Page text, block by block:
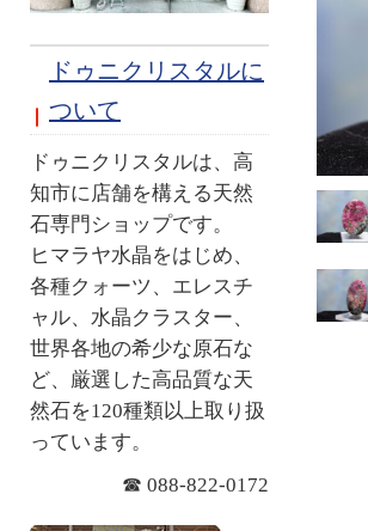
ドゥニクリスタルに
ついて
ドゥニクリスタルは、高
知市に店舗を構える天然
石専門ショップです。
ヒマラヤ水晶をはじめ、
各種クォーツ、エレスチ
ャル、水晶クラスター、
世界各地の希少な原石な
ど、厳選した高品質な天
然石を120種類以上取り扱
っています。
☎ 088-822-0172